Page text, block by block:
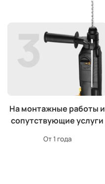
На монтажные работы и
сопутствующие услуги
От 1 года